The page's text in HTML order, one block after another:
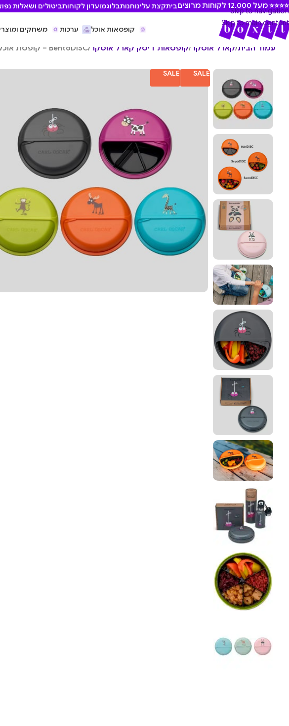
Skip to navigation
Skip to main content
מעל 12,000 לקוחות מרוצים ביתקצת עלינוחנותבלוגמועדון לקוחותביטולים ושאלות
קופסאות אוכל ערכות משחקים
עמוד הבית/קארל אוסקר /קופסאות דיסק קארל אוסקר /BentoDISC – קופסת אוכל מדליקה – מאויירת
SALE
SALE